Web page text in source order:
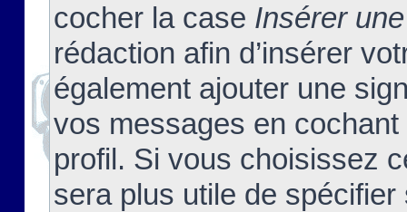
cocher la case Insérer
rédaction afin d’insérer
également ajouter une
vos messages en
profil. Si vous choisissez
sera plus utile de